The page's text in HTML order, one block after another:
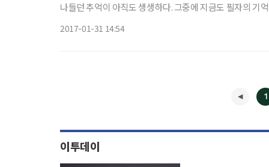
나들던 추억이 아직도 생생하다. 그중에 지금도 필자의 기
2017-01-31 14:54
1
이투데이